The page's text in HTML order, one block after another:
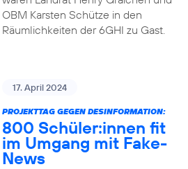
OBM Karsten Schütze in den
Räumlichkeiten der 6GHI zu Gast.
17. April 2024
PROJEKTTAG GEGEN DESINFORMATION:
800 Schüler:innen fit
im Umgang mit Fake-
News